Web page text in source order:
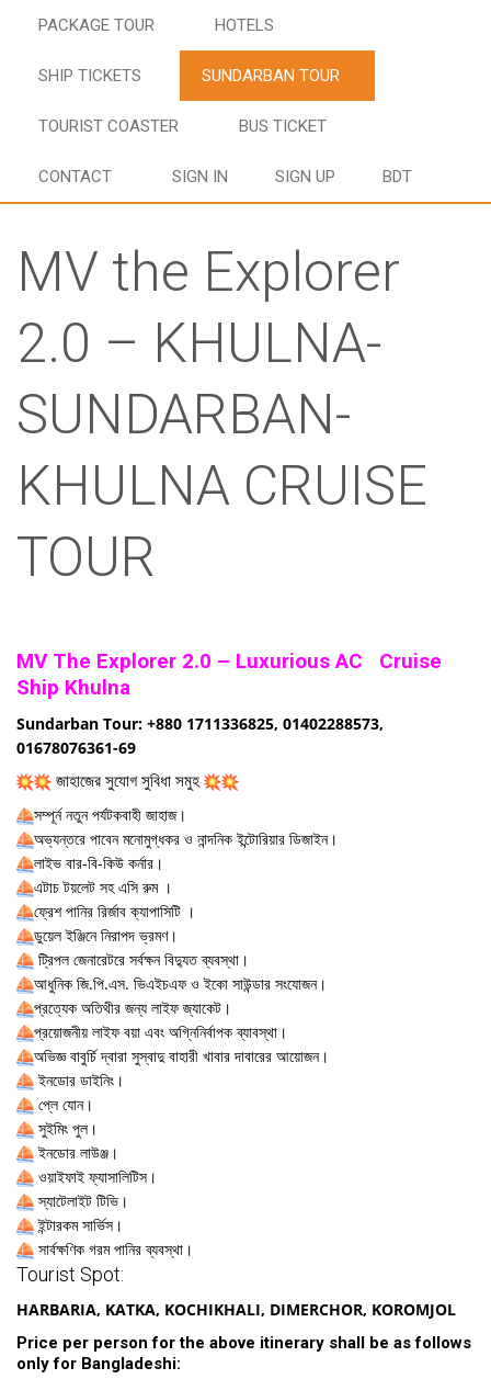
PACKAGE TOUR HOTELS
SHIP TICKETS SUNDARBAN TOUR
TOURIST COASTER BUS TICKET
CONTACT SIGN IN SIGN UP BDT
MV the Explorer
2.0 – KHULNA-
SUNDARBAN-
KHULNA CRUISE
TOUR
MV The Explorer 2.0 – Luxurious AC
Cruise
Ship Khulna
Sundarban Tour: +880 1711336825, 01402288573,
01678076361-69
জাহাজের সুযোগ সুবিধা সমুহ
সম্পূর্ন নতুন পর্যটকবাহী জাহাজ।
অভ্যন্তরে পাবেন মনোমুগ্ধকর ও নান্দনিক ইন্টোরিয়ার ডিজাইন।
লাইভ বার-বি-কিউ কর্নার।
এটাচ টয়লেট সহ এসি রুম ।
ফ্রেশ পানির রির্জাব ক্যাপাসিটি ।
ডুয়েল ইঞ্জিনে নিরাপদ ভ্রমণ।
ট্রিপল জেনারেটরে সর্বক্ষন বিদ্যুত ব্যবস্থা।
আধুনিক জি.পি.এস. ভিএইচএফ ও ইকো সাউন্ডার সংযোজন।
প্রত্যেক অতিথীর জন্য লাইফ জ্যাকেট।
প্রয়োজনীয় লাইফ বয়া এবং অগ্নিনির্বাপক ব্যাবস্থা।
অভিজ্ঞ বাবুর্চি দ্বারা সুস্বাদু বাহারী খাবার দাবারের আয়োজন।
ইনডোর ডাইনিং।
প্লে যোন।
সুইমিং পুল।
ইনডোর লাউঞ্জ।
ওয়াইফাই ফ্যাসালিটিস।
স্যাটেলাইট টিভি।
ইন্টারকম সার্ভিস।
সার্বক্ষণিক গরম পানির ব্যবস্থা।
Tourist Spot:
HARBARIA, KATKA, KOCHIKHALI, DIMERCHOR, KOROMJOL
Price per person for the above itinerary shall be as follows
only for Bangladeshi: